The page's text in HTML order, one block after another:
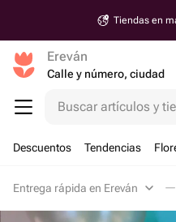
Tiendas en
Ereván
Calle y número, ciudad
Buscar artículos y
Descuentos Tendencias
Entrega rápida en Ereván